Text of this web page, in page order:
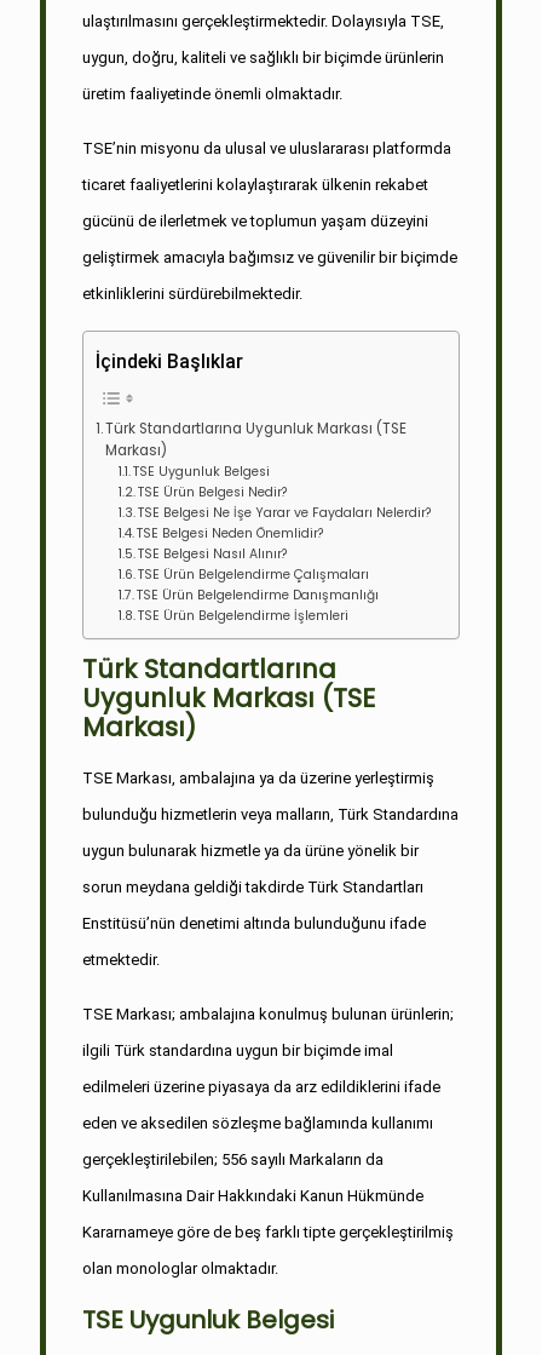
ulaştırılmasını gerçekleştirmektedir. Dolayısıyla TSE,
uygun, doğru, kaliteli ve sağlıklı bir biçimde ürünlerin
üretim faaliyetinde önemli olmaktadır.
TSE’nin misyonu da ulusal ve uluslararası platformda
ticaret faaliyetlerini kolaylaştırarak ülkenin rekabet
gücünü de ilerletmek ve toplumun yaşam düzeyini
geliştirmek amacıyla bağımsız ve güvenilir bir biçimde
etkinliklerini sürdürebilmektedir.
İçindeki Başlıklar
Türk Standartlarına Uygunluk Markası (TSE
Markası)
TSE Uygunluk Belgesi
TSE Ürün Belgesi Nedir?
TSE Belgesi Ne İşe Yarar ve Faydaları Nelerdir?
TSE Belgesi Neden Önemlidir?
TSE Belgesi Nasıl Alınır?
TSE Ürün Belgelendirme Çalışmaları
TSE Ürün Belgelendirme Danışmanlığı
TSE Ürün Belgelendirme İşlemleri
Türk Standartlarına
Uygunluk Markası (TSE
Markası)
TSE Markası, ambalajına ya da üzerine yerleştirmiş
bulunduğu hizmetlerin veya malların, Türk Standardına
uygun bulunarak hizmetle ya da ürüne yönelik bir
sorun meydana geldiği takdirde Türk Standartları
Enstitüsü’nün denetimi altında bulunduğunu ifade
etmektedir.
TSE Markası; ambalajına konulmuş bulunan ürünlerin;
ilgili Türk standardına uygun bir biçimde imal
edilmeleri üzerine piyasaya da arz edildiklerini ifade
eden ve aksedilen sözleşme bağlamında kullanımı
gerçekleştirilebilen; 556 sayılı Markaların da
Kullanılmasına Dair Hakkındaki Kanun Hükmünde
Kararnameye göre de beş farklı tipte gerçekleştirilmiş
olan monologlar olmaktadır.
TSE Uygunluk Belgesi